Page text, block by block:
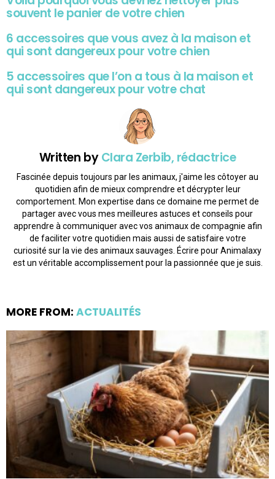
souvent le panier de votre chien
6 accessoires que vous avez à la maison et
qui sont dangereux pour votre chien
5 accessoires que l’on a tous à la maison et
qui sont dangereux pour votre chat
Written byClara Zerbib, rédactrice
Fascinée depuis toujours par les animaux, j'aime les côtoyer au
quotidien afin de mieux comprendre et décrypter leur
comportement. Mon expertise dans ce domaine me permet de
partager avec vous mes meilleures astuces et conseils pour
apprendre à communiquer avec vos animaux de compagnie afin
de faciliter votre quotidien mais aussi de satisfaire votre
curiosité sur la vie des animaux sauvages. Écrire pour Animalaxy
est un véritable accomplissement pour la passionnée que je suis.
MORE FROM: ACTUALITÉS